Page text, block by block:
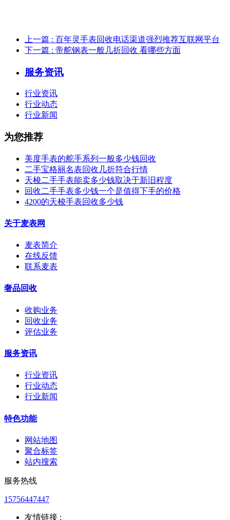
上一篇 : 百年灵手表回收电话渠道强烈推荐互联网平台
下一篇 : 帝舵钢表一般几折回收 看哪些方面
服务资讯
行业资讯
行业动态
行业新闻
为您推荐
美度手表的舵手系列一般多少钱回收
二手宝格丽名表回收几折符合行情
天梭二手手表能卖多少钱取决于新旧程度
回收二手手表多少钱一个是值得下手的价格
4200的天梭手表回收多少钱
关于麦表网
麦表简介
在线反馈
联系麦表
奢品回收
收购业务
回收业务
评估业务
服务资讯
行业资讯
行业动态
行业新闻
特色功能
网站地图
聚合标签
站内搜索
服务热线
15756447447
友情链接 :